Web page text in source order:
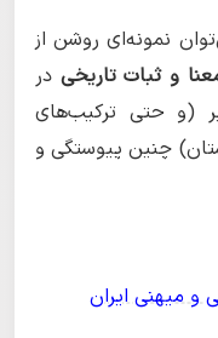
نمونه‌ای روشن از
و ثبات تاریخی در
(و حتی ترکیب‌های
چنین پیوستگی و
و میهنی ایران